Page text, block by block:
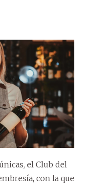
el Club del
con la que